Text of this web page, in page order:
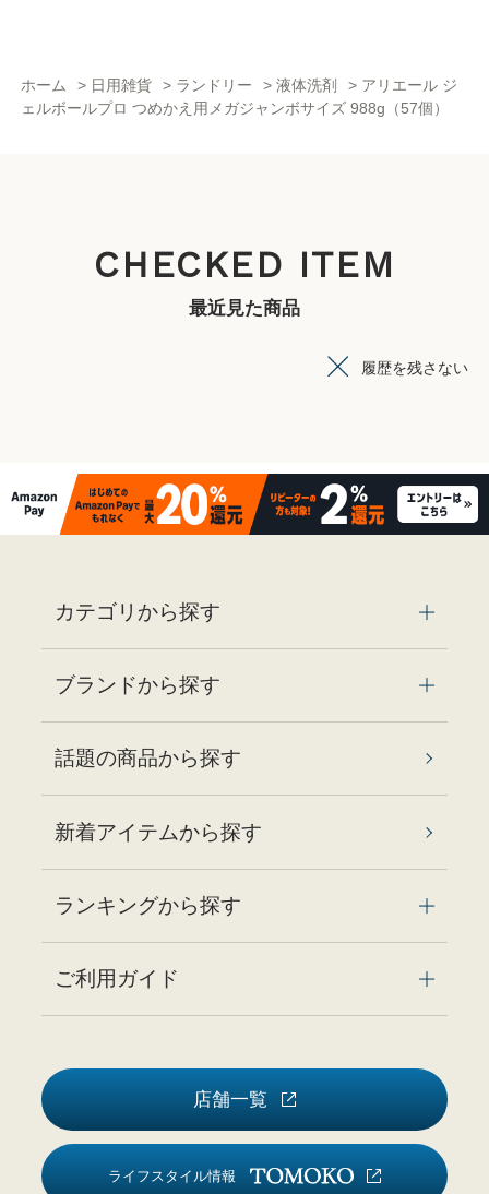
ホーム > 日用雑貨 > ランドリー > 液体洗剤 > アリエール ジ
ェルボールプロ つめかえ用メガジャンボサイズ 988g（57個）
CHECKED ITEM
最近見た商品
履歴を残さない
カテゴリから探す
ブランドから探す
話題の商品から探す
新着アイテムから探す
ランキングから探す
ご利用ガイド
店舗一覧
ライフスタイル情報